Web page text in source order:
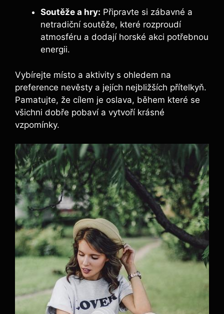
Soutěže a hry: Připravte si zábavné a
netradiční soutěže, které rozproudí
atmosféru a dodají horské akci potřebnou
energii.
Vybírejte místo a aktivity s ohledem na
preference nevěsty a jejích nejbližších přítelkyň.
Pamatujte, že cílem je oslava, během které se
všichni dobře pobaví a vytvoří krásné
vzpomínky.